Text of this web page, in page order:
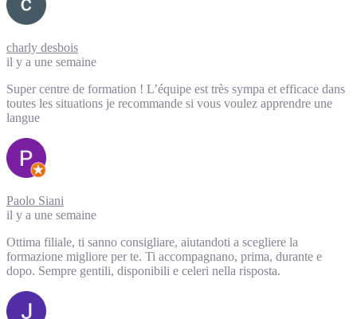
charly desbois
il y a une semaine
Super centre de formation ! L’équipe est très sympa et efficace dans
toutes les situations je recommande si vous voulez apprendre une
langue
Paolo Siani
il y a une semaine
Ottima filiale, ti sanno consigliare, aiutandoti a scegliere la
formazione migliore per te. Ti accompagnano, prima, durante e
dopo. Sempre gentili, disponibili e celeri nella risposta.